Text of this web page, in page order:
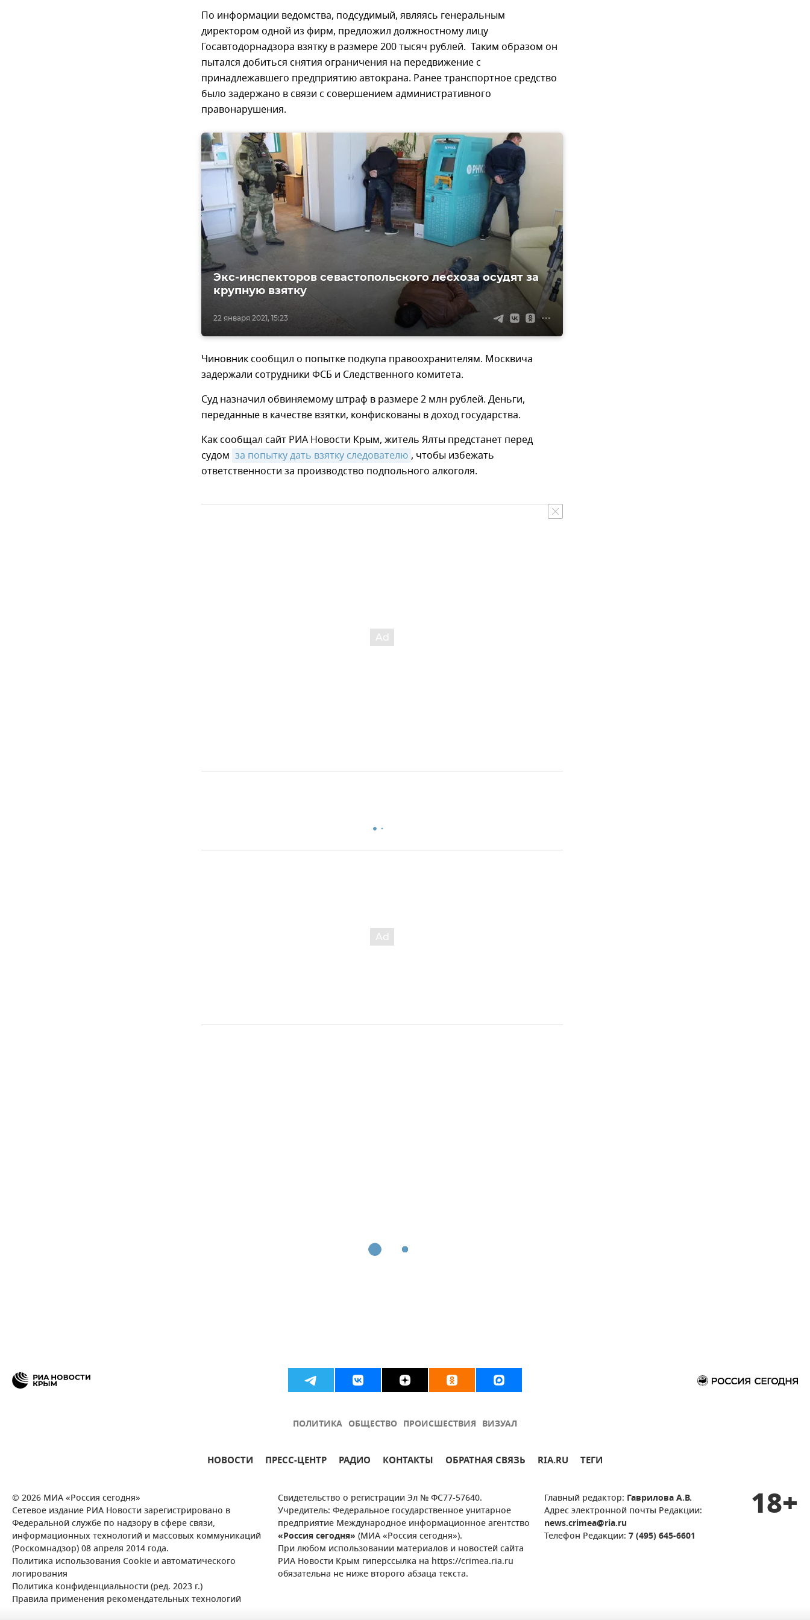
По информации ведомства, подсудимый, являясь генеральным
директором одной из фирм, предложил должностному лицу
Госавтодорнадзора взятку в размере 200 тысяч рублей. Таким образом он
пытался добиться снятия ограничения на передвижение с
принадлежавшего предприятию автокрана. Ранее транспортное средство
было задержано в связи с совершением административного
правонарушения.
22 января 2021, 15:23
Экс-инспекторов севастопольского лесхоза осудят за
крупную взятку
Чиновник сообщил о попытке подкупа правоохранителям. Москвича
задержали сотрудники ФСБ и Следственного комитета.
Суд назначил обвиняемому штраф в размере 2 млн рублей. Деньги,
переданные в качестве взятки, конфискованы в доход государства.
Как сообщал сайт РИА Новости Крым, житель Ялты предстанет перед
судом за попытку дать взятку следователю , чтобы избежать
ответственности за производство подпольного алкоголя.
ПОЛИТИКА ОБЩЕСТВО ПРОИСШЕСТВИЯ ВИЗУАЛ
НОВОСТИ ПРЕСС-ЦЕНТР РАДИО КОНТАКТЫ ОБРАТНАЯ СВЯЗЬ RIA.RU ТЕГИ
© 2026 МИА «Россия сегодня»
Сетевое издание РИА Новости зарегистрировано в
Федеральной службе по надзору в сфере связи,
информационных технологий и массовых коммуникаций
(Роскомнадзор) 08 апреля 2014 года.
Политика использования Cookie и автоматического
логирования
Политика конфиденциальности (ред. 2023 г.)
Правила применения рекомендательных технологий
Свидетельство о регистрации Эл № ФС77-57640.
Учредитель: Федеральное государственное унитарное
предприятие Международное информационное агентство
«Россия сегодня» (МИА «Россия сегодня»).
При любом использовании материалов и новостей сайта
РИА Новости Крым гиперссылка на https://crimea.ria.ru
обязательна не ниже второго абзаца текста.
Главный редактор: Гаврилова А.В.
Адрес электронной почты Редакции:
news.crimea@ria.ru
Телефон Редакции: 7 (495) 645-6601
18+